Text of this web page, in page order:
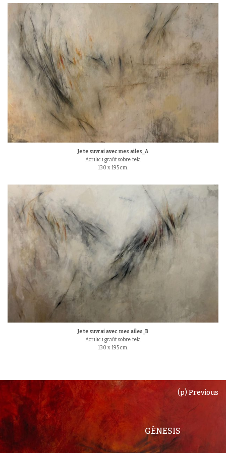
Je te suvrai avec mes ailes_A
Acrilic i grafit sobre tela
130 x 195 cm.
Je te suvrai avec mes ailes_B
Acrilic i grafit sobre tela
130 x 195 cm.
(p) Previous
GÈNESIS